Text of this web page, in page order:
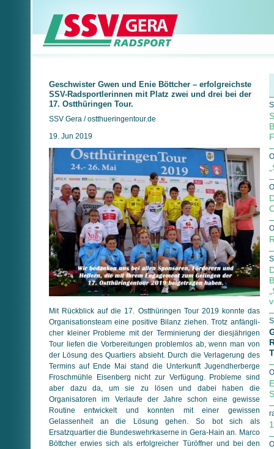
Geschwister Gwen und Enie Böttcher – erfolgreichste
SSV-Radsportlerinnen mit Platz zwei und drei bei der
17. Ostthüringen Tour.
SSV Gera / ostthueringentour.de
19. Jun 2019
Mit Rückblick auf die 17. Ostthüringen Tour 2019 konnte das
Orga­ni­sa­tions­team eine positive Bilanz ziehen. Trotz an­fäng­li­
cher kleiner Probleme mit der Terminierung der diesjährigen
Tour liefen die Vorbereitungen problemlos ab, wenn man von
der Lösung des Quartiers absieht. Durch die Verlagerung des
Termins auf Ende Mai stand die Unterkunft Jugendherberge
Froschmühle Eisenberg nicht zur Verfügung. Probleme sind
aber dazu da, um sie zu lösen und dabei haben die
Organisatoren im Verlaufe der Jahre schon eine gewisse
Routine entwickelt und konnten mit einer gewissen
Gelassenheit an die Lösung gehen. So bot sich als
Ersatzquartier die Bundeswehrkaserne in Gera-Hain an. Marco
Böttcher erwies sich als erfolgreicher Türöffner und bei den